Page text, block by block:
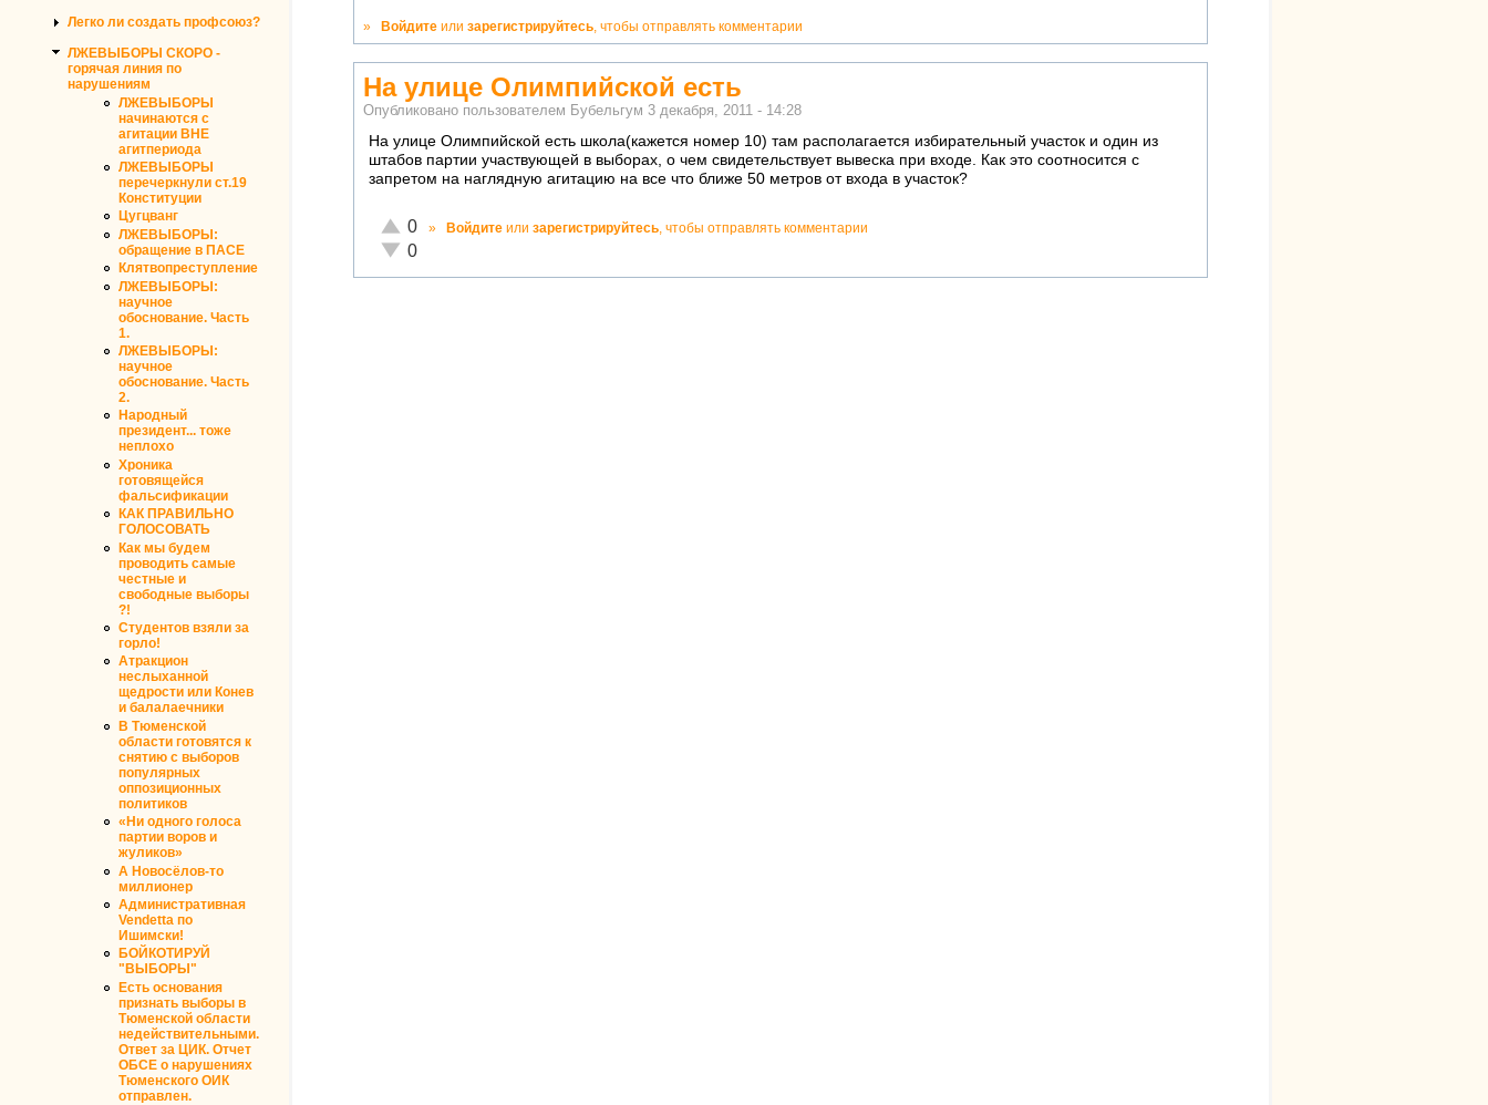
Легко ли создать профсоюз?
ЛЖЕВЫБОРЫ СКОРО -
горячая линия по
нарушениям
ЛЖЕВЫБОРЫ
начинаются с
агитации ВНЕ
агитпериода
ЛЖЕВЫБОРЫ
перечеркнули ст.19
Конституции
Цугцванг
ЛЖЕВЫБОРЫ:
обращение в ПАСЕ
Клятвопреступление
ЛЖЕВЫБОРЫ:
научное
обоснование. Часть
1.
ЛЖЕВЫБОРЫ:
научное
обоснование. Часть
2.
Народный
президент... тоже
неплохо
Хроника
готовящейся
фальсификации
КАК ПРАВИЛЬНО
ГОЛОСОВАТЬ
Как мы будем
проводить самые
честные и
свободные выборы
?!
Студентов взяли за
горло!
Атракцион
неслыханной
щедрости или Конев
и балалаечники
В Тюменской
области готовятся к
снятию с выборов
популярных
оппозиционных
политиков
«Ни одного голоса
партии воров и
жуликов»
А Новосёлов-то
миллионер
Административная
Vendetta по
Ишимски!
БОЙКОТИРУЙ
"ВЫБОРЫ"
Есть основания
признать выборы в
Тюменской области
недействительными.
Ответ за ЦИК. Отчет
ОБСЕ о нарушениях
Тюменского ОИК
отправлен.
» Войдите или зарегистрируйтесь, чтобы отправлять комментарии
На улице Олимпийской есть
Опубликовано пользователем Бубельгум 3 декабря, 2011 - 14:28
На улице Олимпийской есть школа(кажется номер 10) там располагается избирательный участок и один из
штабов партии участвующей в выборах, о чем свидетельствует вывеска при входе. Как это соотносится с
запретом на наглядную агитацию на все что ближе 50 метров от входа в участок?
Отлично!
0
Неадекватно!
0
» Войдите или зарегистрируйтесь, чтобы отправлять комментарии